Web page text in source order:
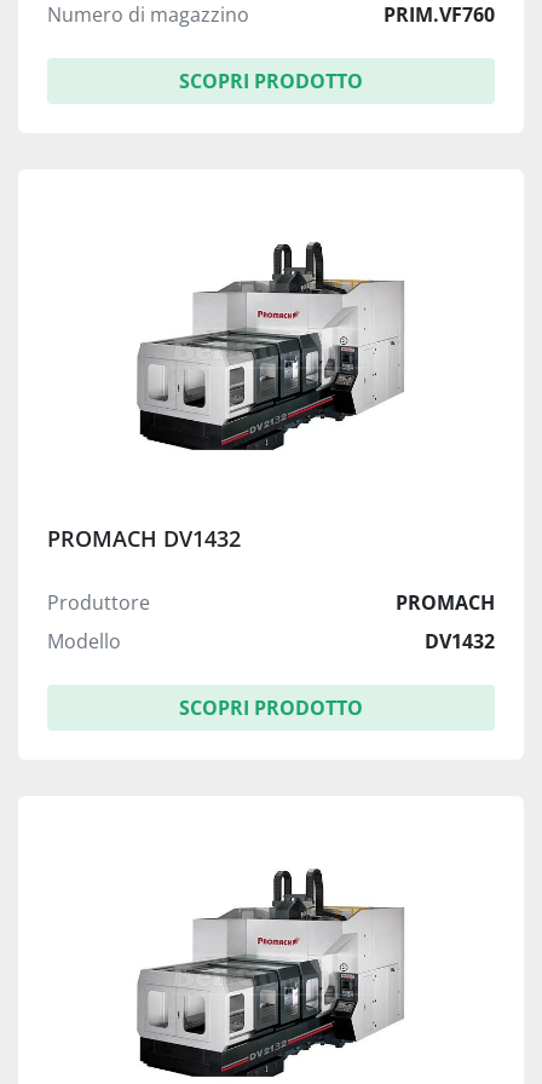
Numero di magazzino PRIM.VF760
SCOPRI PRODOTTO
PROMACH DV1432
Produttore
PROMACH
Modello
DV1432
SCOPRI PRODOTTO